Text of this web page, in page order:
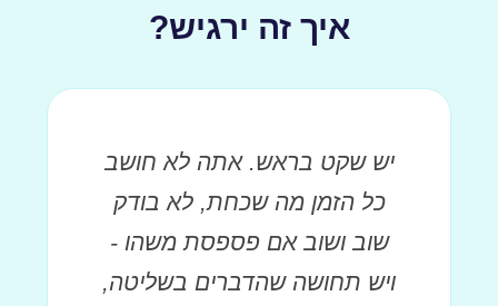
איך זה ירגיש?
יש שקט בראש. אתה לא חושב
כל הזמן מה שכחת, לא בודק
שוב ושוב אם פספסת משהו -
ויש תחושה שהדברים בשליטה,